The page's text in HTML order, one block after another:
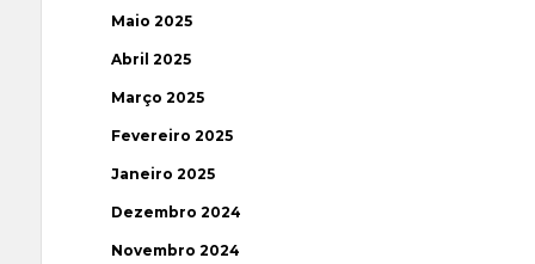
Maio 2025
Abril 2025
Março 2025
Fevereiro 2025
Janeiro 2025
Dezembro 2024
Novembro 2024